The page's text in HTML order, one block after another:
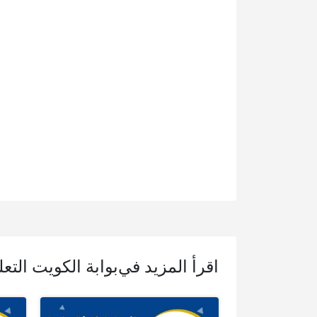
اقرأ المزيد فيبوابة الكويت